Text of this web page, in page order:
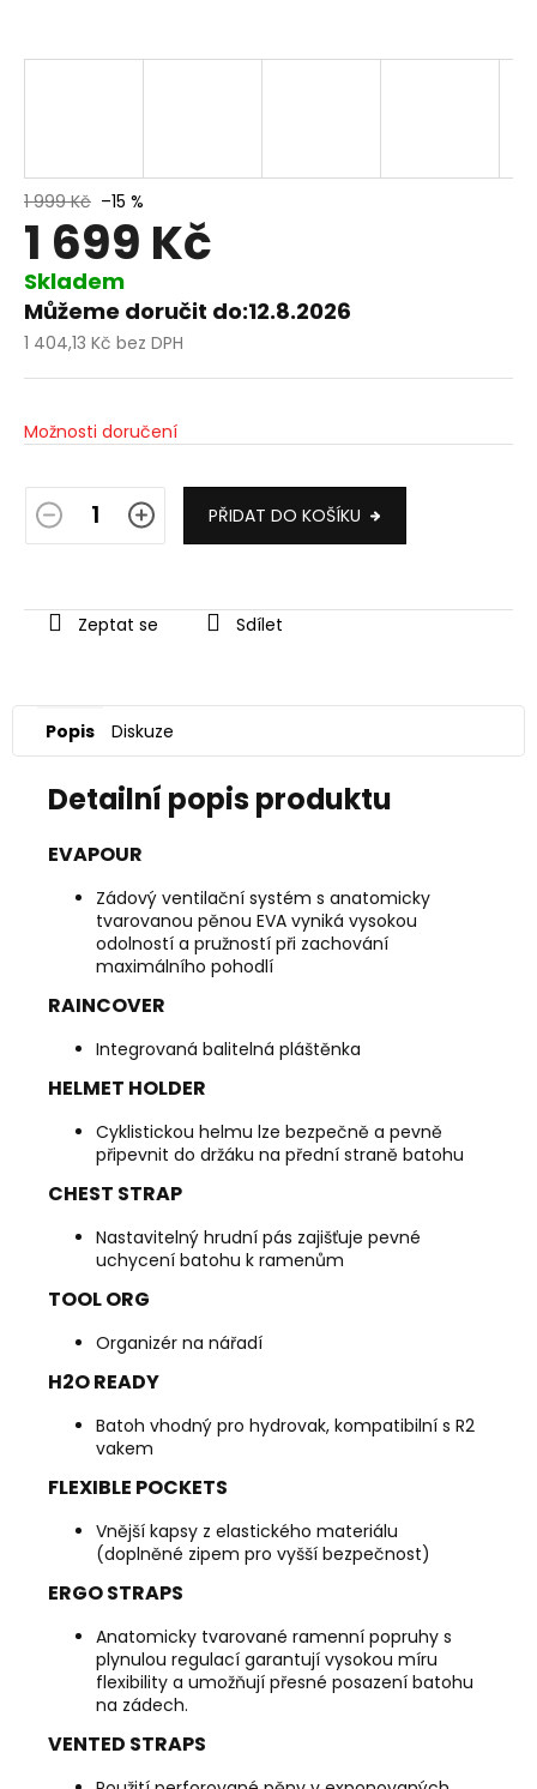
1 999 Kč –15 %
1 699 Kč
Skladem
Můžeme doručit do:12.8.2026
1 404,13 Kč bez DPH
Měrná
Možnosti doručení
PŘIDAT DO KOŠÍKU
Zeptat se Sdílet
Popis Diskuze
Detailní popis produktu
EVAPOUR
Zádový ventilační systém s anatomicky
tvarovanou pěnou EVA vyniká vysokou
odolností a pružností při zachování
maximálního pohodlí
RAINCOVER
Integrovaná balitelná pláštěnka
HELMET HOLDER
Cyklistickou helmu lze bezpečně a pevně
připevnit do držáku na přední straně batohu
CHEST STRAP
Nastavitelný hrudní pás zajišťuje pevné
uchycení batohu k ramenům
TOOL ORG
Organizér na nářadí
H2O READY
Batoh vhodný pro hydrovak, kompatibilní s R2
vakem
FLEXIBLE POCKETS
Vnější kapsy z elastického materiálu
(doplněné zipem pro vyšší bezpečnost)
ERGO STRAPS
Anatomicky tvarované ramenní popruhy s
plynulou regulací garantují vysokou míru
flexibility a umožňují přesné posazení batohu
na zádech.
VENTED STRAPS